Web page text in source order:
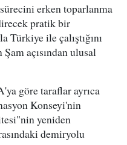
erken toparlanma
pratik bir
Türkiye ile çalıştığını
açısından ulusal
göre taraflar ayrıca
Konseyi'nin
yeniden
demiryolu